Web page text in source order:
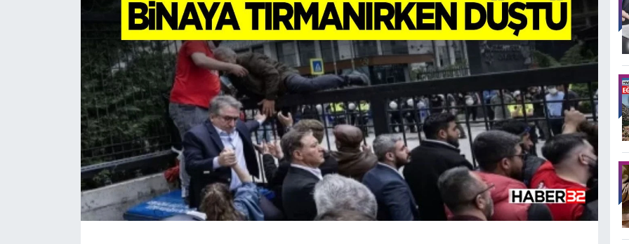
MAGAZİN
POLİTİKA
RESMİ İLANLAR
SAĞLIK